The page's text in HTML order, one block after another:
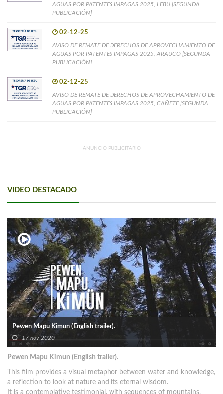
AGUAS POR PATENTES IMPAGAS 2025, LEBU [SEGUNDA
PUBLICACIÓN]
02-12-25
AVISO DE REMATE DE DERECHOS DE APROVECHAMIENTO DE
AGUAS POR PATENTES IMPAGAS 2025, ARAUCO [SEGUNDA
PUBLICACIÓN]
02-12-25
AVISO DE REMATE DE DERECHOS DE APROVECHAMIENTO DE
AGUAS POR PATENTES IMPAGAS 2025, CAÑETE [SEGUNDA
PUBLICACIÓN]
ANUNCIO PUBLICITARIO
VIDEO DESTACADO
Pewen Mapu Kimun (English trailer).
17 nov 2020
Pewen Mapu Kimun (English trailer).
This film provides a visual metaphor between water and knowledge,
a reflection to look at nature and its eternal wisdom.
It is a contemplative testimonial, with sequences of mountains,